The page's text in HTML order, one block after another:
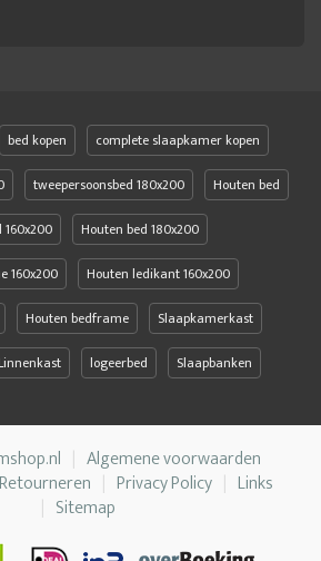
bed kopen
complete slaapkamer kopen
tweepersoonsbed 180x200
Houten bed
Houten bed 180x200
160x200
Houten ledikant 160x200
Houten bedframe
Slaapkamerkast
logeerbed Slaapbanken
Algemene voorwaarden
Retourneren Privacy Policy
Links
Sitemap